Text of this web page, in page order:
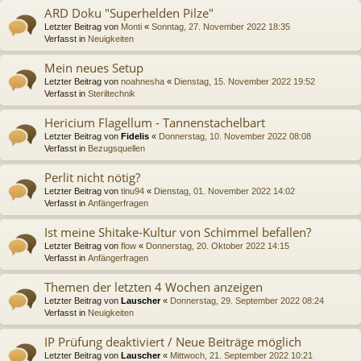
ARD Doku "Superhelden Pilze"
Letzter Beitrag von Monti « Sonntag, 27. November 2022 18:35
Verfasst in Neuigkeiten
Mein neues Setup
Letzter Beitrag von noahnesha « Dienstag, 15. November 2022 19:52
Verfasst in Steriltechnik
Hericium Flagellum - Tannenstachelbart
Letzter Beitrag von Fidelis « Donnerstag, 10. November 2022 08:08
Verfasst in Bezugsquellen
Perlit nicht nötig?
Letzter Beitrag von tinu94 « Dienstag, 01. November 2022 14:02
Verfasst in Anfängerfragen
Ist meine Shitake-Kultur von Schimmel befallen?
Letzter Beitrag von flow « Donnerstag, 20. Oktober 2022 14:15
Verfasst in Anfängerfragen
Themen der letzten 4 Wochen anzeigen
Letzter Beitrag von Lauscher« Donnerstag, 29. September 2022 08:24
Verfasst in Neuigkeiten
IP Prüfung deaktiviert / Neue Beiträge möglich
Letzter Beitrag von Lauscher« Mittwoch, 21. September 2022 10:21